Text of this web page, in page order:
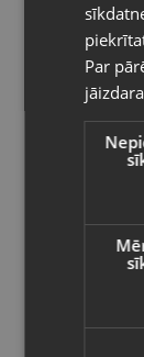
45.00€
valodā
Valsts
Par